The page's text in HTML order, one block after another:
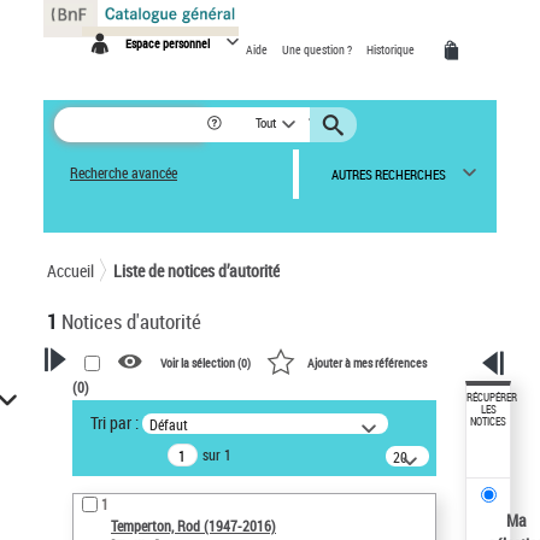
Espace personnel Aide Une question ? Historique
Tout
Recherche avancée AUTRES RECHERCHES
Accueil Liste de notices d’autorité
1 Notices d'autorité
VOTRE RECHERCHE
Recherche avancée dans les
notices d’autorité
Œuvres liées à l'auteur :
Temperton, Rod (1947-2016)
Voir la sélection (0) Ajouter à mes références
(0)
Tri par : Défaut
sur 1
20
résultats/page
1
Temperton, Rod (1947-2016)
RÉCUPÉRER
LES
NOTICES
Ma
Panneau de gestion des cookies